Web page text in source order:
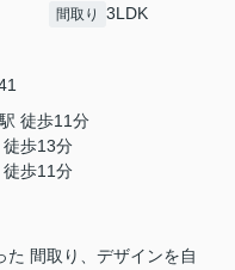
間取り 3LDK
駅 徒歩11分
徒歩13分
徒歩11分
た 間取り、デザインを自